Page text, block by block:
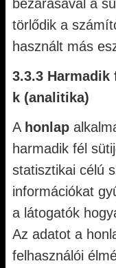
bezárásával a
törlődik a
használt más
3.3.3
k (analitika)
A honlap
harmadik fél
statisztikai célú
információkat
a látogatók
Az adatot a
felhasználói